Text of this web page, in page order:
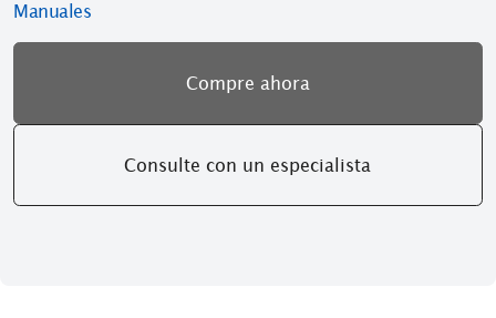
Manuales
Compre ahora
Consulte con un especialista